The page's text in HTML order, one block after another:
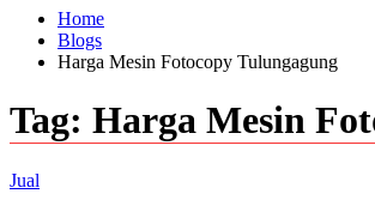
Home
Blogs
Harga Mesin Fotocopy Tulungagung
Tag: Harga Mesin
Jual